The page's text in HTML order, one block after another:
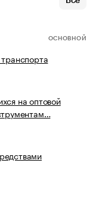
ОСНОВНОЙ
на оптовой